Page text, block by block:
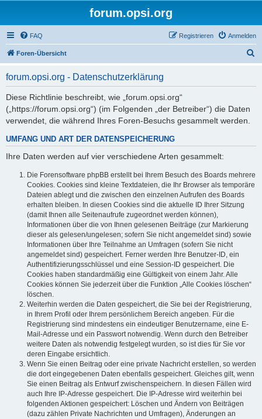
forum.opsi.org
FAQ Anmelden
Registrieren
Foren-Übersicht
forum.opsi.org - Datenschutzerklärung
Diese Richtlinie beschreibt, wie „forum.opsi.org“
(„https://forum.opsi.org“) (im Folgenden „der Betreiber“) die Daten
verwendet, die während Ihres Foren-Besuchs gesammelt werden.
UMFANG UND ART DER DATENSPEICHERUNG
Ihre Daten werden auf vier verschiedene Arten gesammelt:
Die Forensoftware phpBB erstellt bei Ihrem Besuch des Boards mehrere
Cookies. Cookies sind kleine Textdateien, die Ihr Browser als temporäre
Dateien ablegt und die zwischen den einzelnen Aufrufen des Boards
erhalten bleiben. In diesen Cookies sind die aktuelle ID Ihrer Sitzung
(damit Ihnen alle Seitenaufrufe zugeordnet werden können),
Informationen über die von Ihnen gelesenen Beiträge (zur Markierung
dieser als gelesen/ungelesen; sofern Sie nicht angemeldet sind) sowie
Informationen über Ihre Teilnahme an Umfragen (sofern Sie nicht
angemeldet sind) gespeichert. Ferner werden Ihre Benutzer-ID, ein
Authentifizierungsschlüssel und eine Session-ID gespeichert. Die
Cookies haben standardmäßig eine Gültigkeit von einem Jahr. Alle
Cookies können Sie jederzeit über die Funktion „Alle Cookies löschen“
löschen.
Weiterhin werden die Daten gespeichert, die Sie bei der Registrierung,
in Ihrem Profil oder Ihrem persönlichem Bereich angeben. Für die
Registrierung sind mindestens ein eindeutiger Benutzername, eine E-
Mail-Adresse und ein Passwort notwendig. Wenn durch den Betreiber
weitere Daten als notwendig festgelegt wurden, so ist dies für Sie vor
deren Eingabe ersichtlich.
Wenn Sie einen Beitrag oder eine private Nachricht erstellen, so werden
die dort eingegebenen Daten ebenfalls gespeichert. Gleiches gilt, wenn
Sie einen Beitrag als Entwurf zwischenspeichern. In diesen Fällen wird
auch Ihre IP-Adresse gespeichert. Die IP-Adresse wird weiterhin bei
folgenden Aktionen gespeichert: Löschen und Ändern von Beiträgen
(dazu zählen Private Nachrichten und Umfragen), Änderungen an